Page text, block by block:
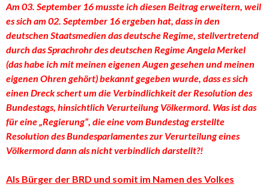
Am 03. September 16 musste ich diesen Beitrag erweitern, weil
es sich am 02. September 16 ergeben hat, dass in den
deutschen Staatsmedien das deutsche Regime, stellvertretend
durch das Sprachrohr des deutschen Regime Angela Merkel
(das habe ich mit meinen eigenen Augen gesehen und meinen
eigenen Ohren gehört) bekannt gegeben wurde, dass es sich
einen Dreck schert um die Verbindlichkeit der Resolution des
Bundestags, hinsichtlich Verurteilung Völkermord. Was ist das
für eine „Regierung“, die eine vom Bundestag erstellte
Resolution des Bundesparlamentes zur Verurteilung eines
Völkermord dann als nicht verbindlich darstellt?!
Als Bürger der BRD und somit im Namen des Volkes